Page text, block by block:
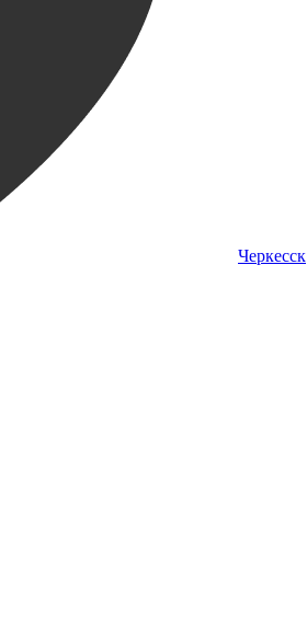
Черкесск